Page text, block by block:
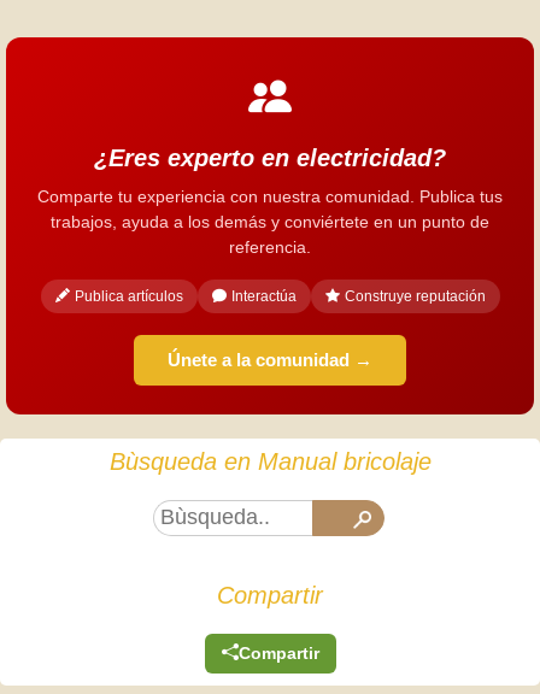
¿Eres experto en electricidad?
Comparte tu experiencia con nuestra comunidad. Publica tus
trabajos, ayuda a los demás y conviértete en un punto de
referencia.
Publica artículos Interactúa Construye reputación
Únete a la comunidad →
Bùsqueda en Manual bricolaje
Compartir
Compartir